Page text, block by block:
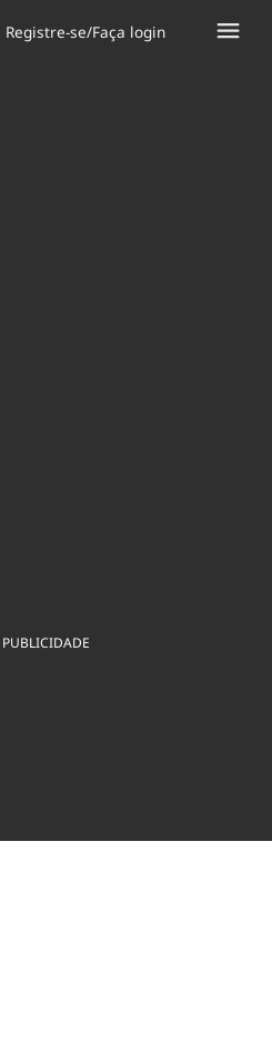
Registre-se/Faça login
PUBLICIDADE